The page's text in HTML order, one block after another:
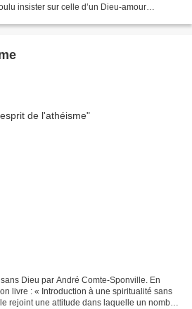
insister sur celle d’un Dieu-amour
Dieu par André Comte-Sponville. En
livre : « Introduction à une spiritualité sans
rejoint une attitude dans laquelle un nombre